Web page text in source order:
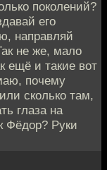
поколений?
его
направляй
не же, мало
ещё и такие вот
почему
сколько там,
глаза на
Фёдор? Руки